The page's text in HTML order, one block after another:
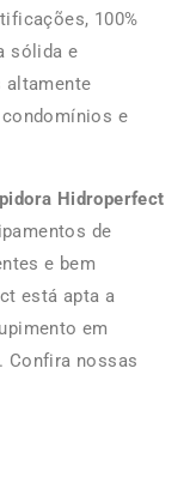
100%
sólida e
altamente
e
Hidroperfect
de
e bem
está apta a
em
Confira nossas